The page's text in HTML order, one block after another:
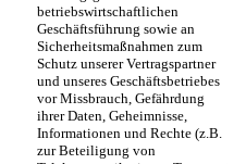
betriebswirtschaftlichen
Geschäftsführung sowie an
Sicherheitsmaßnahmen zum
Schutz unserer Vertragspartner
und unseres Geschäftsbetriebes
vor Missbrauch, Gefährdung
ihrer Daten, Geheimnisse,
Informationen und Rechte (z.B.
zur Beteiligung von